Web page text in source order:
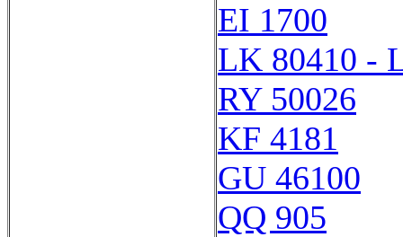
EI 1700
LK 80410 -
RY 50026
KF 4181
GU 46100
QQ 905